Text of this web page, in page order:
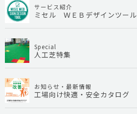
サービス紹介
ミセル ＷＥＢデザインツール
Special
人工芝特集
お知らせ・最新情報
工場向け快適・安全カタログ